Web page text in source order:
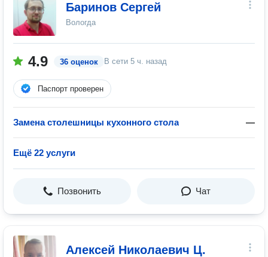
Баринов Сергей
Вологда
4.9 36 оценок В сети 5 ч. назад
Паспорт проверен
Замена столешницы кухонного стола —
Ещё 22 услуги
Позвонить Чат
Алексей Николаевич Ц.